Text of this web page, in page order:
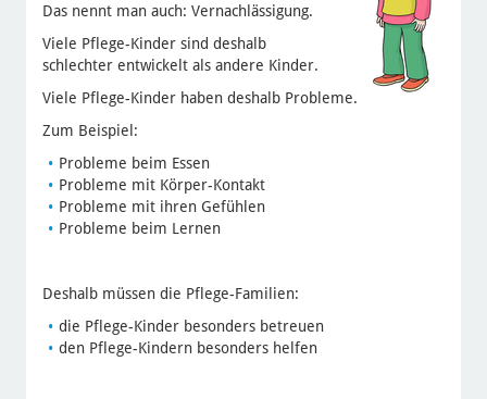
Das nennt man auch: Vernachlässigung.
Viele Pflege-Kinder sind deshalb
schlechter entwickelt als andere Kinder.
Viele Pflege-Kinder haben deshalb Probleme.
Zum Beispiel:
Probleme beim Essen
Probleme mit Körper-Kontakt
Probleme mit ihren Gefühlen
Probleme beim Lernen
Deshalb müssen die Pflege-Familien:
die Pflege-Kinder besonders betreuen
den Pflege-Kindern besonders helfen